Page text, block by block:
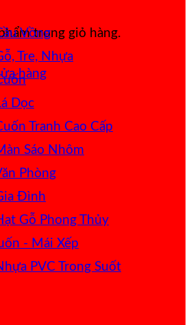
trong giỏ hàng.
hàng
Vồng
Tre, Nhựa
Dọc
Tranh Cao Cấp
Sáo Nhôm
Phòng
Đình
Gỗ Phong Thủy
- Mái Xếp
PVC Trong Suốt